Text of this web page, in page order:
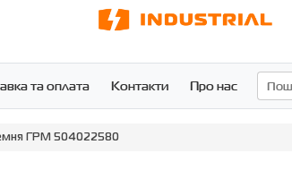
та оплата Контакти Про нас
ГРМ 504022580